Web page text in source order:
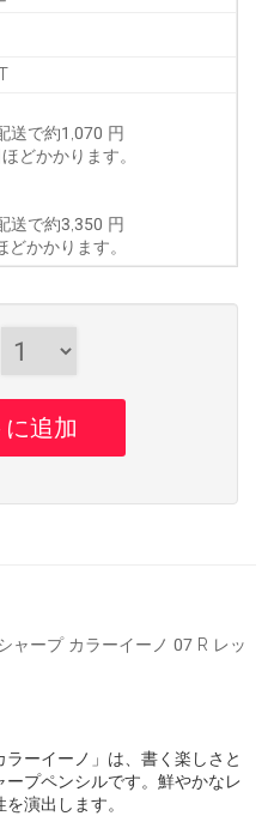
送で約1,070 円
どかかります。
送で約3,350 円
どかかります。
ャープ カラーイーノ 07 R レッ
ーイーノ」は、書く楽しさと
プペンシルです。鮮やかなレ
演出します。